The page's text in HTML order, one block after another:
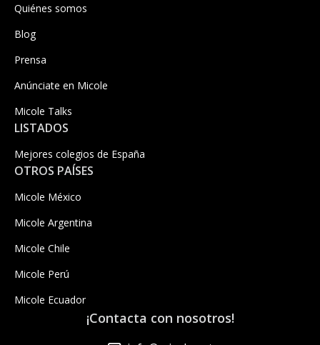
Quiénes somos
Blog
Prensa
Anúnciate en Micole
Micole Talks
LISTADOS
Mejores colegios de España
OTROS PAÍSES
Micole México
Micole Argentina
Micole Chile
Micole Perú
Micole Ecuador
¡Contacta con nosotros!